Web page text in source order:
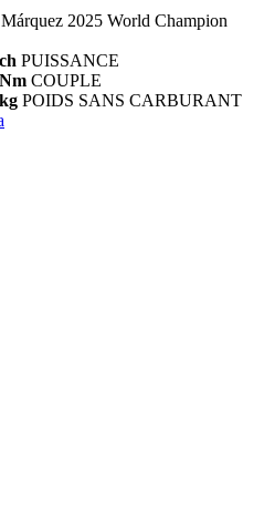
2025 World Champion
PUISSANCE
COUPLE
POIDS SANS CARBURANT